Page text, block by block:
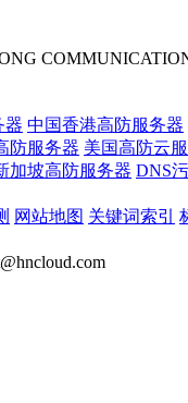
器 中国香港高防服务器
防服务器 美国高防云
加坡高防服务器 DNS
网站地图 关键词索引